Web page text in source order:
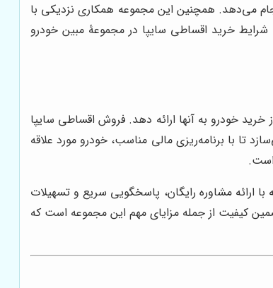
می‌دهد. همچنین این مجموعه همکاری نزدیکی با
خرید اقساطی سایپا در مجموعۀ مبین خودرو
خودرو به آنها ارائه دهد. فروش اقساطی سایپا
تا با برنامه‌ریزی مالی مناسب، خودرو مورد علاقه
است.
ارائه مشاوره رایگان، پاسخگویی سریع و تسهیلات
کیفیت از جمله مزایای مهم این مجموعه است که